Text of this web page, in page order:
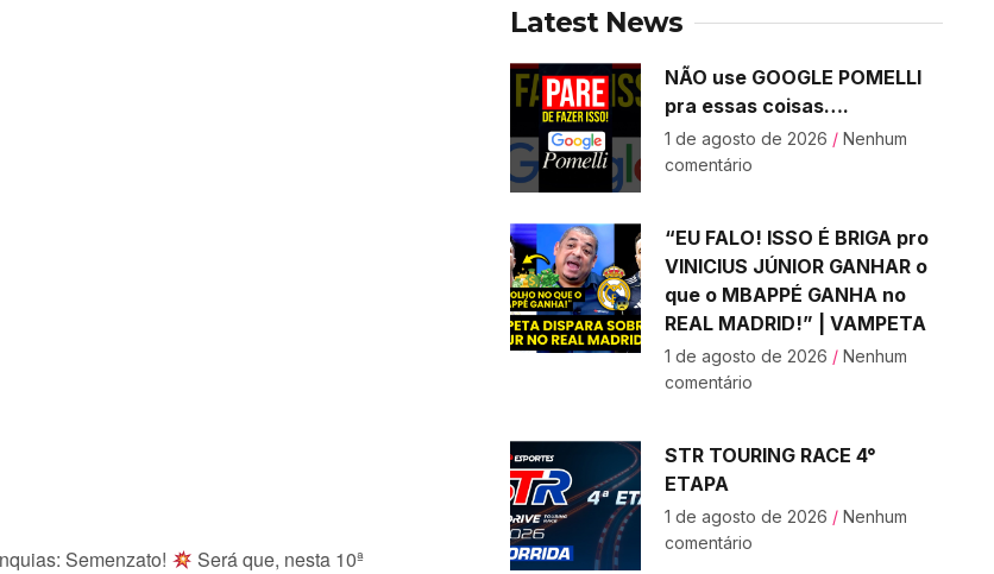
Semenzato!
Será que, nesta 10ª
Latest News
NÃO use GOOGLE POMELLI
pra essas coisas….
1 de agosto de 2026 Nenhum
comentário
“EU FALO! ISSO É BRIGA pro
VINICIUS JÚNIOR GANHAR o
que o MBAPPÉ GANHA no
REAL MADRID!” | VAMPETA
1 de agosto de 2026 Nenhum
comentário
STR TOURING RACE 4°
ETAPA
1 de agosto de 2026 Nenhum
comentário